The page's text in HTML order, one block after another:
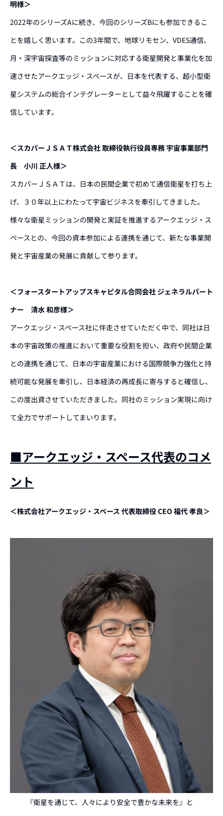
明様＞
2022年のシリーズAに続き、今回のシリーズBにも参加できるこ
とを嬉しく思います。この3年間で、地球リモセン、VDES通信、
月・深宇宙探査等のミッションに対応する衛星開発と事業化を加
速させたアークエッジ・スペースが、日本を代表する、超小型衛
星システムの総合インテグレーターとして益々飛躍することを確
信しています。
＜スカパーＪＳＡＴ株式会社 取締役執行役員専務 宇宙事業部門
長 小川 正人様＞
スカパーＪＳＡＴは、日本の民間企業で初めて通信衛星を打ち上
げ、３０年以上にわたって宇宙ビジネスを牽引してきました。
様々な衛星ミッションの開発と実証を推進するアークエッジ・ス
ペースとの、今回の資本参加による連携を通じて、新たな事業開
発と宇宙産業の発展に貢献して参ります。
＜フォースタートアップスキャピタル合同会社 ジェネラルパート
ナー 清水 和彦様＞
アークエッジ・スペース社に伴走させていただく中で、同社は日
本の宇宙政策の推進において重要な役割を担い、政府や民間企業
との連携を通じて、日本の宇宙産業における国際競争力強化と持
続可能な発展を牽引し、日本経済の再成長に寄与すると確信し、
この度出資させていただきました。同社のミッション実現に向け
て全力でサポートしてまいります。
■アークエッジ・スペース代表のコメ
ント
＜株式会社アークエッジ・スペース 代表取締役 CEO 福代 孝良＞
『衛星を通じて、人々により安全で豊かな未来を』と